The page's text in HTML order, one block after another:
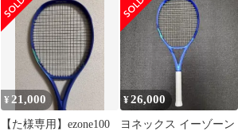
¥ 21,000
【た様専用】ezone100
¥26,000
ヨネックス イーゾーン